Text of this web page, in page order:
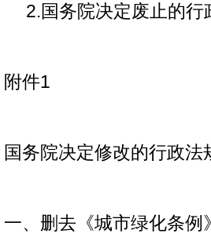
2.国务院决定废止的行
附件1
国务院决定修改的行政法
一、删去《城市绿化条